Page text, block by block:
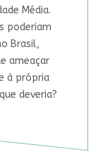
Média.
poderiam
Brasil,
ameaçar
à própria
deveria?